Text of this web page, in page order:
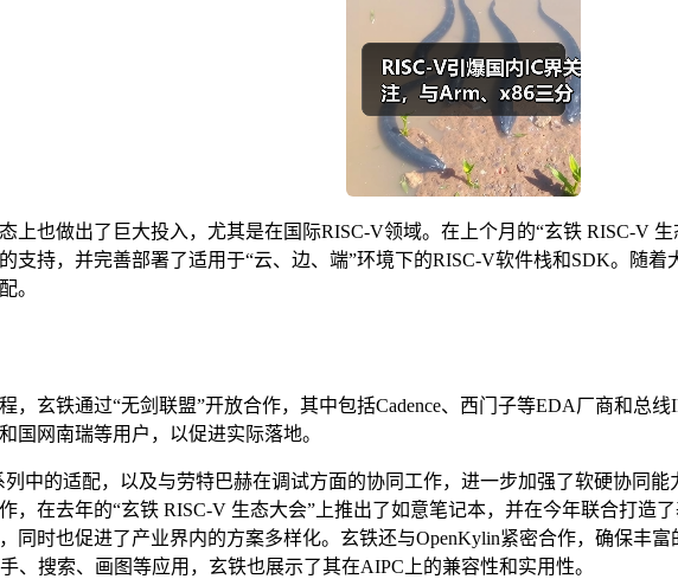
上也做出了巨大投入，尤其是在国际RISC-V领域。在上个月的“玄铁 RISC-V
支持，并完善部署了适用于“云、边、端”环境下的RISC-V软件栈和SDK。随
。
，玄铁通过“无剑联盟”开放合作，其中包括Cadence、西门子等EDA厂商和总
国网南瑞等用户，以促进实际落地。
中的适配，以及与劳特巴赫在调试方面的协同工作，进一步加强了软硬协同
，在去年的“玄铁 RISC-V 生态大会”上推出了如意笔记本，并在今年联合打造
同时也促进了产业界内的方案多样化。玄铁还与OpenKylin紧密合作，确保丰
、搜索、画图等应用，玄铁也展示了其在AIPC上的兼容性和实用性。